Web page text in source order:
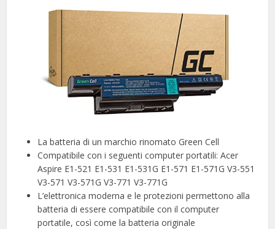
La batteria di un marchio rinomato Green Cell
Compatibile con i seguenti computer portatili: Acer
Aspire E1-521 E1-531 E1-531G E1-571 E1-571G V3-551
V3-571 V3-571G V3-771 V3-771G
L’elettronica moderna e le protezioni permettono alla
batteria di essere compatibile con il computer
portatile, così come la batteria originale